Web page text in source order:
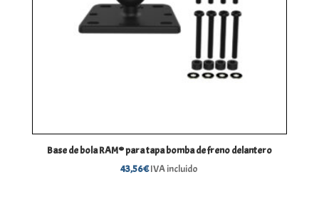
Base de bola RAM® para tapa bomba de freno delantero
43,56€IVA incluido